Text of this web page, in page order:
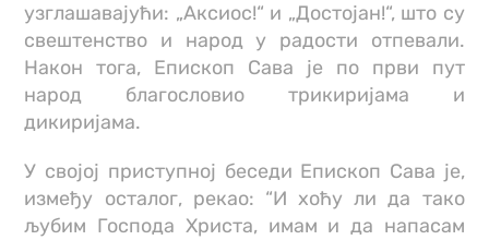
узглашавајући: „Аксиос!“ и „Достојан!“, што су
свештенство и народ у радости отпевали.
Након тога, Епископ Сава је по први пут
народ благословио трикиријама и
дикиријама.
У својој приступној беседи Епископ Сава је,
између осталог, рекао: “И хоћу ли да тако
љубим Господа Христа, имам и да напасам